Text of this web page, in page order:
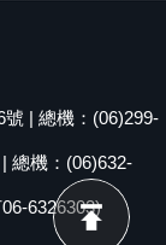
| 總機：(06)299-
總機：(06)632-
6326303)